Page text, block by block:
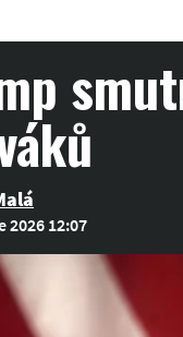
2026 12:07